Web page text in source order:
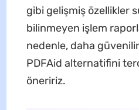
gibi gelişmiş özellikler
bilinmeyen işlem
nedenle, daha
PDFAid alternatifini
öneririz.